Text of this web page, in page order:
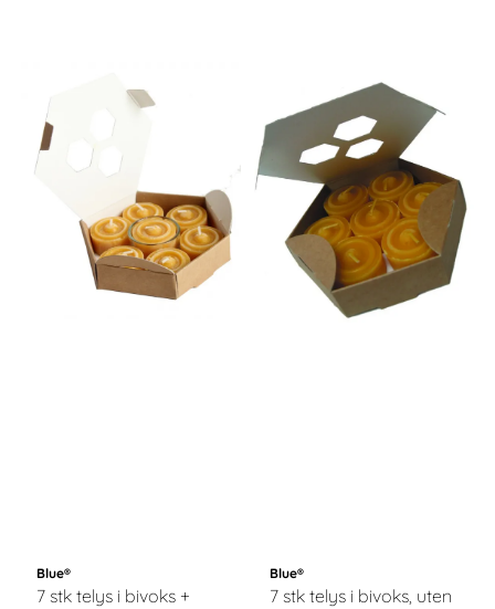
Blue®
7 stk telys i bivoks +
Blue®
7 stk telys i bivoks, uten